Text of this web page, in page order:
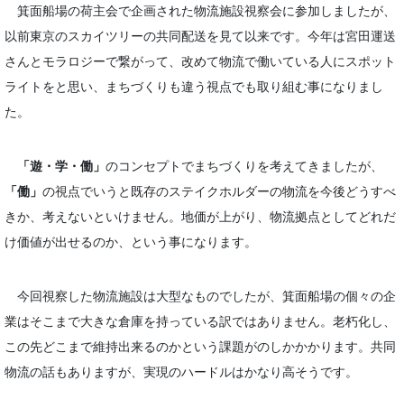
箕面船場の荷主会で企画された物流施設視察会に参加しましたが、
以前東京のスカイツリーの共同配送を見て以来です。今年は宮田運送
さんとモラロジーで繋がって、改めて物流で働いている人にスポット
ライトをと思い、まちづくりも違う視点でも取り組む事になりまし
た。
「遊・学・働」 のコンセプトでまちづくりを考えてきましたが、
「働」 の視点でいうと既存のステイクホルダーの物流を今後どうすべ
きか、考えないといけません。地価が上がり、物流拠点としてどれだ
け価値が出せるのか、という事になります。
今回視察した物流施設は大型なものでしたが、箕面船場の個々の企
業はそこまで大きな倉庫を持っている訳ではありません。老朽化し、
この先どこまで維持出来るのかという課題がのしかかかります。共同
物流の話もありますが、実現のハードルはかなり高そうです。